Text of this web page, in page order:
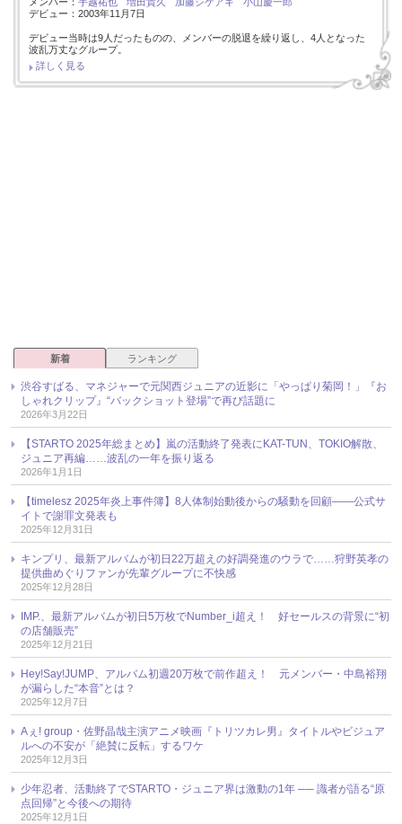
デビュー：2003年11月7日
デビュー当時は9人だったものの、メンバーの脱退を繰り返し、4人となった
波乱万丈なグループ。
詳しく見る
新着 ランキング
渋谷すばる、マネジャーで元関西ジュニアの近影に「やっぱり菊岡！」『お
しゃれクリップ』“バックショット登場”で再び話題に
2026年3月22日
【STARTO 2025年総まとめ】嵐の活動終了発表にKAT-TUN、TOKIO解散、
ジュニア再編……波乱の一年を振り返る
2026年1月1日
【timelesz 2025年炎上事件簿】8人体制始動後からの騒動を回顧――公式サ
イトで謝罪文発表も
2025年12月31日
キンプリ、最新アルバムが初日22万超えの好調発進のウラで……狩野英孝の
提供曲めぐりファンが先輩グループに不快感
2025年12月28日
IMP.、最新アルバムが初日5万枚でNumber_i超え！ 好セールスの背景に“初
の店舗販売”
2025年12月21日
Hey!Say!JUMP、アルバム初週20万枚で前作超え！ 元メンバー・中島裕翔
が漏らした“本音”とは？
2025年12月7日
Aぇ! group・佐野晶哉主演アニメ映画『トリツカレ男』タイトルやビジュア
ルへの不安が「絶賛に反転」するワケ
2025年12月3日
少年忍者、活動終了でSTARTO・ジュニア界は激動の1年 ── 識者が語る“原
点回帰”と今後への期待
2025年12月1日